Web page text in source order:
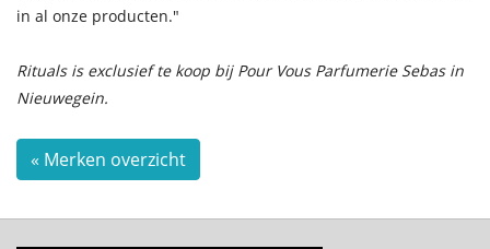
in al onze producten."
Rituals is exclusief te koop bij Pour Vous Parfumerie Sebas in
Nieuwegein.
« Merken overzicht